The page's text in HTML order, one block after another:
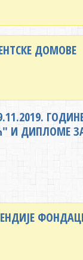
ДОМОВЕ
И ДИПЛОМЕ